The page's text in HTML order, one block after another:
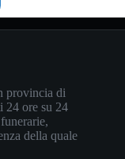
provincia di
24 ore su 24
della quale